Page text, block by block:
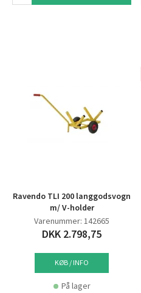
Ravendo TLI 200 langgodsvogn
m/ V-holder
Varenummer: 142665
DKK 2.798,75
KØB / INFO
På lager